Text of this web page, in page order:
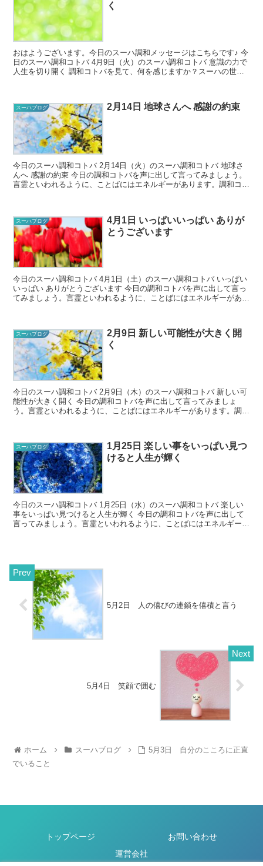
く
おはようございます。今日のスーハ調和メッセージはこちらです♪ 今
日のスーハ調和コトバ 4月9日（火）のスーハ調和コトバ 意識の力で
人生を切り開く 調和コトバを見て、何を感じますか？スーハの世界
スーハブログ 2月14日 地球さんへ 感謝の約束
今日のスーハ調和コトバ 2月14日（火）のスーハ調和コトバ 地球さ
んへ 感謝の約束 今日の調和コトバを声に出して言ってみましょう。
言霊といわれるように、ことばにはエネルギーがあります。調和コト
スーハブログ
4月1日 いっぱいいっぱい ありが
とうございます
今日のスーハ調和コトバ 4月1日（土）のスーハ調和コトバ いっぱい
いっぱい ありがとうございます 今日の調和コトバを声に出して言っ
てみましょう。言霊といわれるように、ことばにはエネルギーがあり
スーハブログ
2月9日 新しい可能性が大きく開
く
今日のスーハ調和コトバ 2月9日（木）のスーハ調和コトバ 新しい可
能性が大きく開く 今日の調和コトバを声に出して言ってみましょ
う。言霊といわれるように、ことばにはエネルギーがあります。調和
スーハブログ
1月25日 楽しい事をいっぱい見つ
けると人生が輝く
今日のスーハ調和コトバ 1月25日（水）のスーハ調和コトバ 楽しい
事をいっぱい見つけると人生が輝く 今日の調和コトバを声に出して
言ってみましょう。言霊といわれるように、ことばにはエネルギーが
5月2日 人の僖びの連鎖を僖積と言う
5月4日 笑顔で囲む
ホーム スーハブログ
5月3日 自分のこころに正直
でいること
トップページ
お問い合わせ
運営会社